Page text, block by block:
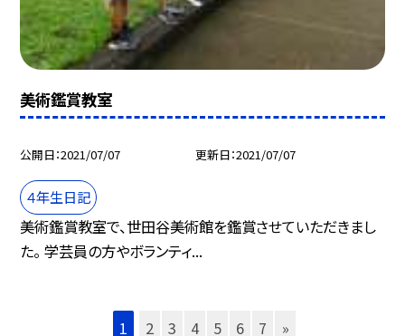
美術鑑賞教室
公開日 2021/07/07 更新日 2021/07/07
４年生日記
美術鑑賞教室で、世田谷美術館を鑑賞させていただきまし
た。 学芸員の方やボランティ...
1 2 3 4 5 6 7 »